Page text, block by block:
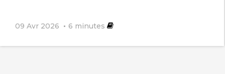
09 Avr 2026 6 minutes